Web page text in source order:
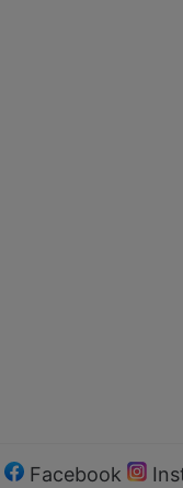
Facebook